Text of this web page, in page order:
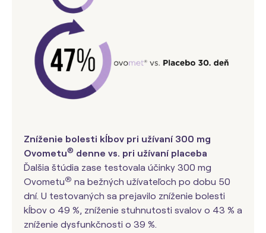
Zníženie bolesti kĺbov pri užívaní 300 mg
Ovometu® denne vs. pri užívaní placeba
Ďalšia štúdia zase testovala účinky 300 mg
Ovometu® na bežných užívateľoch po dobu 50
dní. U testovaných sa prejavilo zníženie bolesti
kĺbov o 49 %, zníženie stuhnutosti svalov o 43 % a
zníženie dysfunkčnosti o 39 %.